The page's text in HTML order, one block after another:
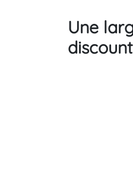
Une
discount